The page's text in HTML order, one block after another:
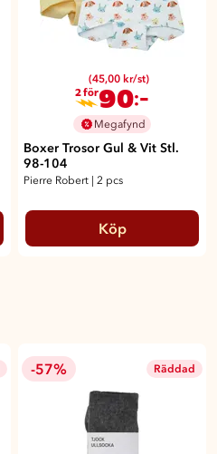
(45,00 kr/st)
2 för90:-
Megafynd
Boxer Trosor Gul & Vit Stl.
98-104
Pierre Robert 2 pcs
Köp
-57% Räddad